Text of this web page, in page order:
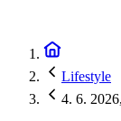
Lifestyle
4. 6.